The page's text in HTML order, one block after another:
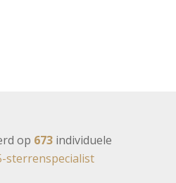
op 673 individuele
sterrenspecialist